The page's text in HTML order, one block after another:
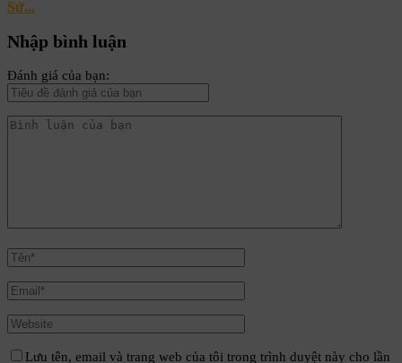
Sử...
Nhập bình luận
Đánh giá của bạn:
Lưu tên, email và trang web của tôi trong trình duyệt này cho lần